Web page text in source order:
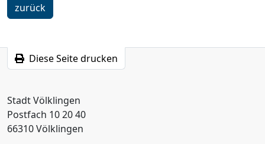
ein
Schritt
zurück
Diese Seite drucken
Stadt Völklingen
Postfach 10 20 40
66310 Völklingen